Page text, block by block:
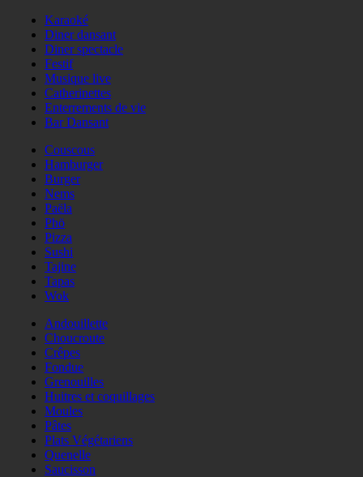
Karaoké
Diner dansant
Diner spectacle
Festif
Musique live
Catherinettes
Enterrements de vie
Bar Dansant
Couscous
Hamburger
Burger
Nems
Paëla
Phö
Pizza
Sushi
Tajine
Tapas
Wok
Andouillette
Choucroute
Crêpes
Fondue
Grenouilles
Huitres et coquillages
Moules
Pâtes
Plats Végétariens
Quenelle
Saucisson